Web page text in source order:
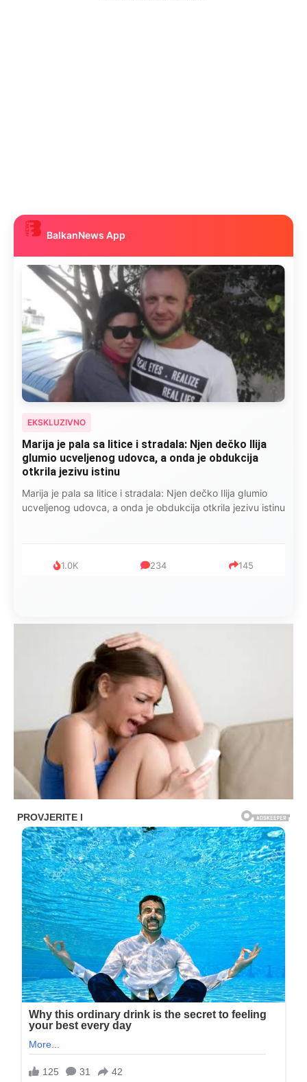
BalkanNews App
EKSKLUZIVNO
Marija je pala sa litice i stradala: Njen dečko Ilija
glumio ucveljenog udovca, a onda je obdukcija
otkrila jezivu istinu
Marija je pala sa litice i stradala: Njen dečko Ilija glumio
ucveljenog udovca, a onda je obdukcija otkrila jezivu istinu
1.0K 234 145